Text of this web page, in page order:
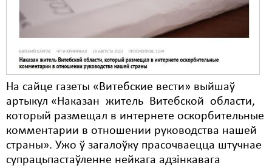
На сайце газеты «Витебские вести» выйшаў
артыкул «Наказан житель Витебской области,
который размещал в интернете оскорбительные
комментарии в отношении руководства нашей
страны». Ужо ў загалоўку прасочваецца штучнае
супрацьпастаўленне нейкага адзінкавага